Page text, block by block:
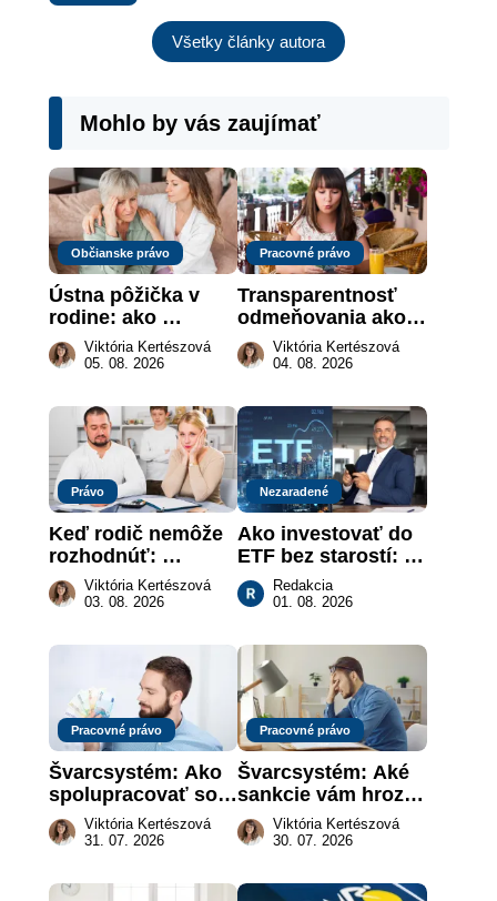
Všetky články autora
Mohlo by vás zaujímať
Občianske právo
Ústna pôžička v
rodine: ako
vymôcť peniaze,
keď na papieri nie
Viktória Kertészová
05. 08. 2026
Pracovné právo
Transparentnosť
odmeňovania ako
právna povinnosť:
revolúcia na
práce
Viktória Kertészová
04. 08. 2026
Právo
Keď rodič nemôže
rozhodnúť:
nahradenie prejavu
vôle súdom v
Viktória Kertészová
03. 08. 2026
Nezaradené
Ako investovať do
ETF bez starostí:
Investičné plány,
ktoré urobia prácu
Redakcia
01. 08. 2026
Pracovné právo
Švarcsystém: Ako
spolupracovať so
živnostníkom
legálne a bez
Viktória Kertészová
31. 07. 2026
Pracovné právo
Švarcsystém: Aké
sankcie vám hrozia
a prečo nestačí
zaplatiť pokutu?
Viktória Kertészová
30. 07. 2026